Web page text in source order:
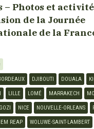
– Photos et
de la Journée
de la
DJIBOUTI DOUALA
LILLE LOMÉ MARRAKECH
NICE NOUVELLE-ORLEANS
REAP WOLUWE-SAINT-LAMBERT